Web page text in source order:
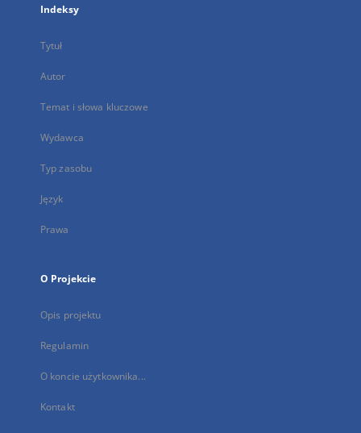
Indeksy
Tytuł
Autor
Temat i słowa kluczowe
Wydawca
Typ zasobu
Język
Prawa
O Projekcie
Opis projektu
Regulamin
O koncie użytkownika...
Kontakt